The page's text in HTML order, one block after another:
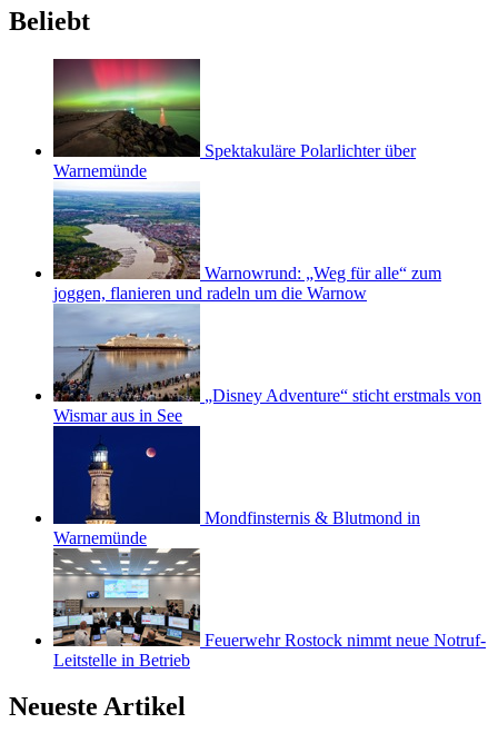
Beliebt
Spektakuläre Polarlichter über
Warnemünde
Warnowrund: „Weg für alle“ zum
joggen, flanieren und radeln um die Warnow
„Disney Adventure“ sticht erstmals von
Wismar aus in See
Mondfinsternis & Blutmond in
Warnemünde
Feuerwehr Rostock nimmt neue Notruf-
Leitstelle in Betrieb
Neueste Artikel